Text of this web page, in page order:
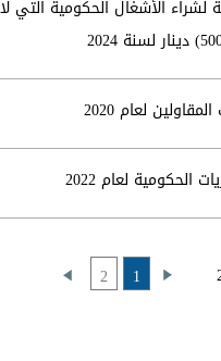
لشراء الأشغال الحكومية التي
لعام 2020
الحكومية لعام 2022
1
2